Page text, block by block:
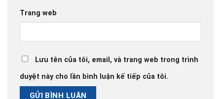
Trang web
Lưu tên của tôi, email, và trang web trong trình
duyệt này cho lần bình luận kế tiếp của tôi.